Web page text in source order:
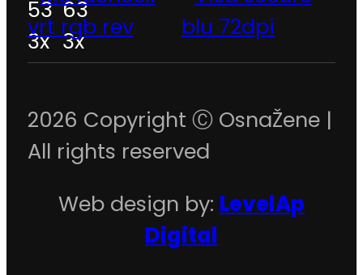
2026 Copyright Ⓒ OsnaŽene |
All rights reserved
Web design by: LevelAp
Digital